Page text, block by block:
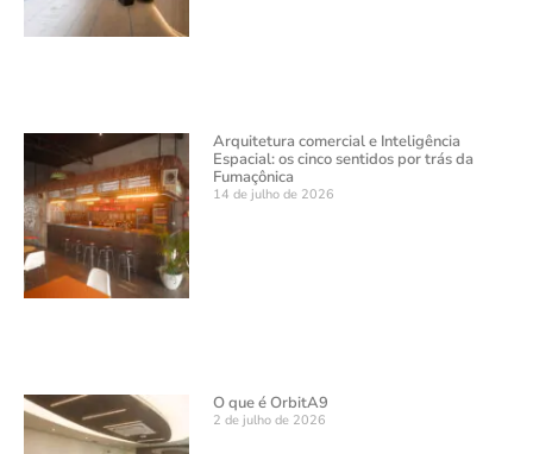
Arquitetura comercial e Inteligência
Espacial: os cinco sentidos por trás da
Fumaçônica
14 de julho de 2026
O que é OrbitA9
2 de julho de 2026